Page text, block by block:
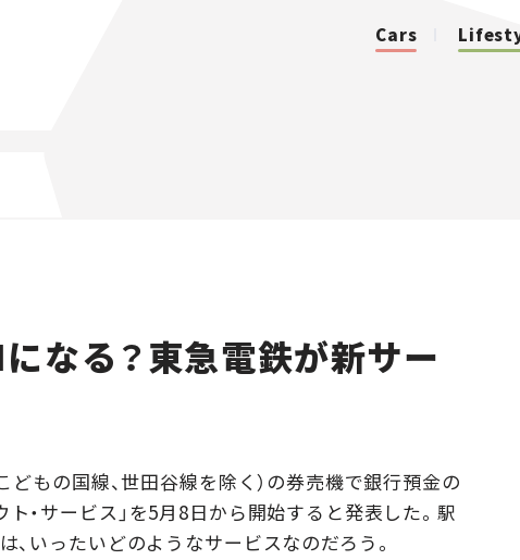
Cars
なる？東急電鉄が新サー
どもの国線、世田谷線を除く）の券売機で銀行預金の
・サービス」を5月8日から開始すると発表した。駅
いったいどのようなサービスなのだろう。
Traffic
Series